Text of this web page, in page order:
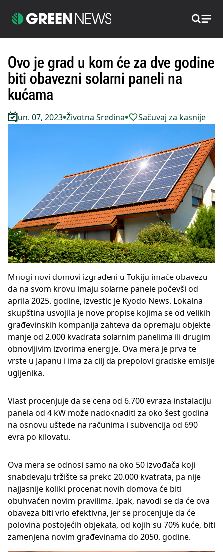
Pretraži
Ovo je grad u kom će za dve godine
biti obavezni solarni paneli na
kućama
Jun. 07, 2023•Životna Sredina• Sačuvaj za kasnije
Mnogi novi domovi izgrađeni u Tokiju imaće obavezu
da na svom krovu imaju solarne panele počevši od
aprila 2025. godine, izvestio je Kyodo News. Lokalna
skupština usvojila je nove propise kojima se od velikih
građevinskih kompanija zahteva da opremaju objekte
manje od 2.000 kvadrata solarnim panelima ili drugim
obnovljivim izvorima energije. Ova mera je prva te
vrste u Japanu i ima za cilj da prepolovi gradske emisije
ugljenika.
Vlast procenjuje da se cena od 6.700 evraza instalaciju
panela od 4 kW može nadoknaditi za oko šest godina
na osnovu uštede na računima i subvencija od 690
evra po kilovatu.
Ova mera se odnosi samo na oko 50 izvođača koji
snabdevaju tržište sa preko 20.000 kvatrata, pa nije
najjasnije koliki procenat novih domova će biti
obuhvaćen novim pravilima. Ipak, navodi se da će ova
obaveza biti vrlo efektivna, jer se procenjuje da će
polovina postojećih objekata, od kojih su 70% kuće, biti
zamenjena novim građevinama do 2050. godine.